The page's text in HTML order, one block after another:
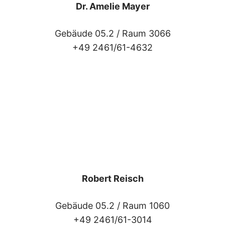
Dr. Amelie Mayer
Gebäude 05.2 / Raum 3066
+49 2461/61-4632
Robert Reisch
Gebäude 05.2 / Raum 1060
+49 2461/61-3014